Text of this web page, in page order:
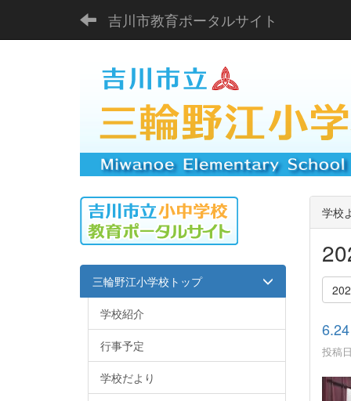
吉川市教育ポータルサイト
学校
投稿
三輪野江小学校トップ
学校紹介
行事予定
学校だより